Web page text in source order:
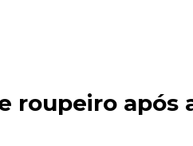
roupeiro após